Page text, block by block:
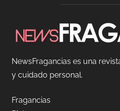
NewsFragancias es una
y cuidado personal.
Fragancias